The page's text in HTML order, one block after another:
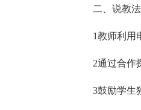
二、说教法
1教师利用
2通过合作
3鼓励学生